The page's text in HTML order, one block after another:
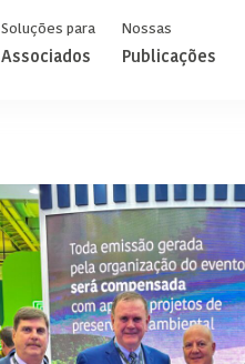
Soluções para
Associados
Nossas
Publicações